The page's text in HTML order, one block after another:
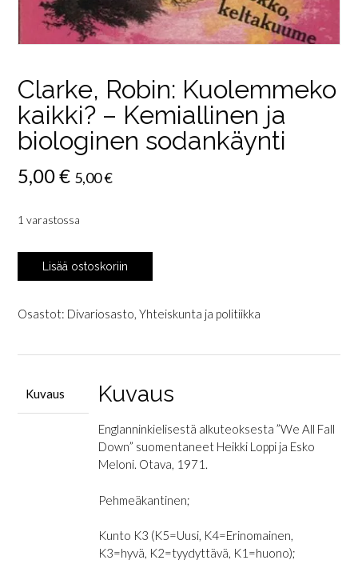
Clarke, Robin: Kuolemmeko
kaikki? – Kemiallinen ja
biologinen sodankäynti
5,00€ 5,00€
1 varastossa
Clarke,
Robin:
kaikki?
sodankäynti
määrä
Lisää ostoskoriin
Osastot: Divariosasto, Yhteiskunta ja politiikka
Kuvaus Kuvaus
Englanninkielisestä alkuteoksesta ”We All Fall
Down” suomentaneet Heikki Loppi ja Esko
Meloni. Otava, 1971.
Pehmeäkantinen;
Kunto K3 (K5=Uusi, K4=Erinomainen,
K3=hyvä, K2=tyydyttävä, K1=huono);